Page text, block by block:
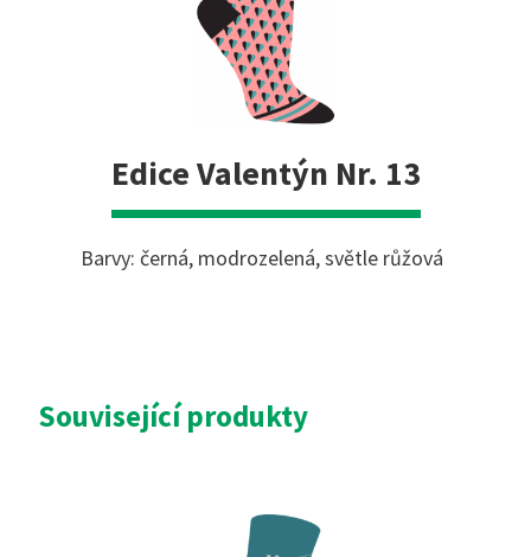
Edice Valentýn Nr. 13
Barvy: černá, modrozelená, světle růžová
Související produkty